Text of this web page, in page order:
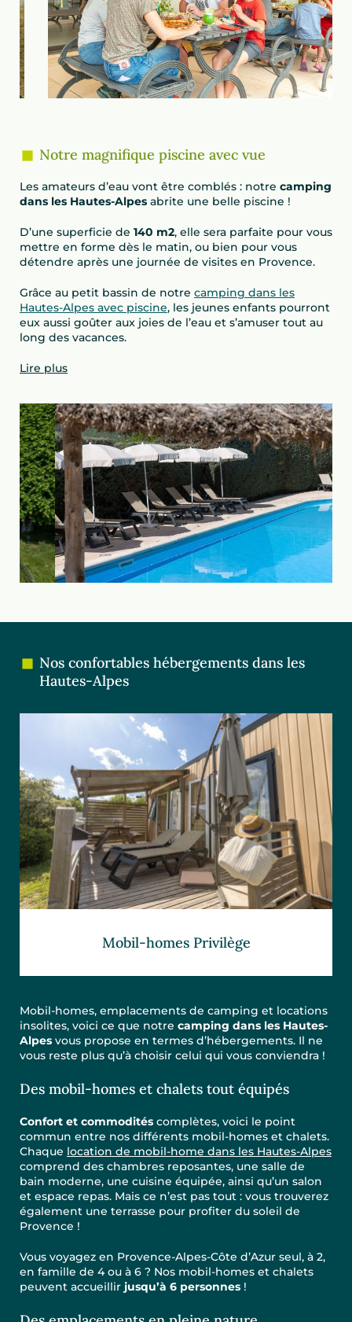
Notre magnifique piscine avec vue
Les amateurs d’eau vont être comblés : notre camping
dans les Hautes-Alpes abrite une belle piscine !
D’une superficie de 140 m2, elle sera parfaite pour vous
mettre en forme dès le matin, ou bien pour vous
détendre après une journée de visites en Provence.
Grâce au petit bassin de notre camping dans les
Hautes-Alpes avec piscine, les jeunes enfants pourront
eux aussi goûter aux joies de l’eau et s’amuser tout au
long des vacances.
Lire plus
Nos confortables hébergements dans les
Hautes-Alpes
Mobil-homes Privilège
Mobil-homes, emplacements de camping et locations
insolites, voici ce que notre camping dans les Hautes-
Alpes vous propose en termes d’hébergements. Il ne
vous reste plus qu’à choisir celui qui vous conviendra !
Des mobil-homes et chalets tout équipés
Confort et commodités complètes, voici le point
commun entre nos différents mobil-homes et chalets.
Chaque location de mobil-home dans les Hautes-Alpes
comprend des chambres reposantes, une salle de
bain moderne, une cuisine équipée, ainsi qu’un salon
et espace repas. Mais ce n’est pas tout : vous trouverez
également une terrasse pour profiter du soleil de
Provence !
Vous voyagez en Provence-Alpes-Côte d’Azur seul, à 2,
en famille de 4 ou à 6 ? Nos mobil-homes et chalets
peuvent accueillir jusqu’à 6 personnes !